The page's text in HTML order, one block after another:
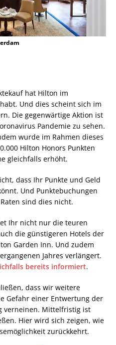
hat Hilton im
Und dies scheint sich im
Die gegenwärtige Aktion ist
Pandemie zu sehen.
wurde im Rahmen dieses
Hilton Honors Punkten
gleichfalls erhöht.
dass Ihr Punkte und Geld
Und Punktebuchungen
sind dies nicht.
Ihr nicht nur die teuren
die günstigeren Hotels der
Garden Inn. Und zudem
Jahres verlängert.
bereits informiert.
dass wir weitere
Gefahr einer Entwertung der
verneinen. Mittelfristig ist
Hier wird sich zeigen, wie
zurückkehrt.